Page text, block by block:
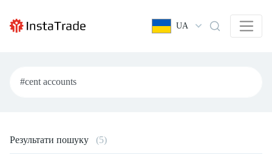
UA
Результати пошуку (5)